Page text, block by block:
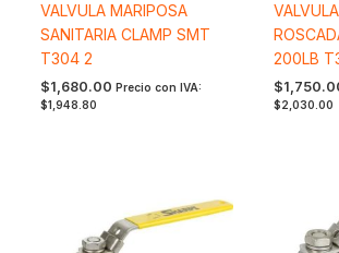
VALVULA MARIPOSA
SANITARIA CLAMP SMT
T304 2
$1,680.00 Precio con IVA:
$1,948.80
200LB
$
$2,030.00